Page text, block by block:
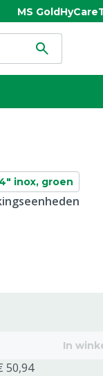
MS GoldHyCare
inox, groen
In
50,94